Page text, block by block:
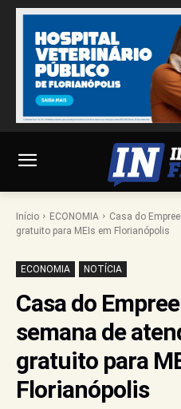
Início ECONOMIA
Casa do
gratuito para MEIs em Florianópolis
ECONOMIA NOTÍCIA
Casa do
semana de
gratuito para
Florianópolis